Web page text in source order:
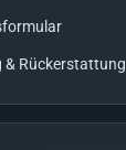
& Rückerstattung